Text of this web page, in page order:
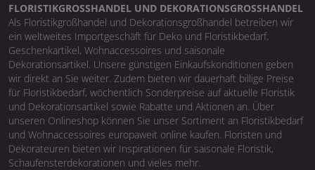
FLORISTIKGROSSHANDEL UND DEKORATIONSGROSSHANDEL
Als Floristikgroßhandel und Dekorationsgroßhandel betreiben wir
ein weltweites Importgeschäft für Deko und Floristikbedarf,
Geschenkartikel, Wohnaccessoires und saisonale
Dekorationsartikel. Unsere günstigen Einkaufskonditionen geben
wir direkt an Sie weiter. Zudem bieten wir dauerhaft billige Preise
für Floristikbedarf, wöchentlich Sonderpreise auf aktuelle Floristik
und Dekorationsartikel sowie Rabatte und Aktionen an. Über
unseren Onlineshop können Sie unser Sortiment an Floristikbedarf
und Wohnaccessoires europaweit online kaufen. Floristen und
Dekorateuren bieten wir Inspirationen für saisonale Floristik,
Schaufensterdekorationen und vieles mehr.